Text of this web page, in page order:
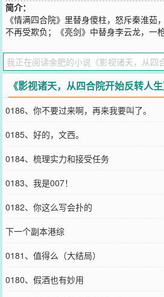
简介：
《情满四合院》里替身傻柱，怒斥秦淮茹
不再受欺负；《亮剑》中替身李云龙，一
三，旅长第二；《书剑》综武，拳打陈家
的，李沅芷是我的，香香公主可以是我的
放在眼里；《倩女幽魂》中，宁采臣你听
我来。大威天龙，世尊地藏，般若诸佛
视，都是一段精彩的人生，何雨柱能自由
法肆意反转人生。好的归我；坏的去死，
修行本就不是为了行侠仗义，而是快意恩
不限于以上举例，可以私人订制。
您要是觉得《 影视诸天，从四合院开始反转
忘记向您QQ群和微博微信里的朋友推荐哦
《影视诸天，从四合院开始反转人
0186、你不要过来啊，再来我要叫了。
0185、好的，文西。
0184、梳理实力和接受任务
0183、我是007！
0182、你这么写会扑的
下一个副本港综
0181、值得么（大结局）
0180、假酒也有妙用